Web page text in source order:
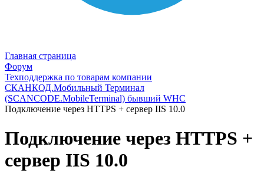
Главная страница
Форум
Техподдержка по товарам компании
СКАНКОД.Мобильный Терминал
(SCANCODE.MobileTerminal) бывший WHC
Подключение через HTTPS + сервер IIS 10.0
Подключение через HTTPS +
сервер IIS 10.0